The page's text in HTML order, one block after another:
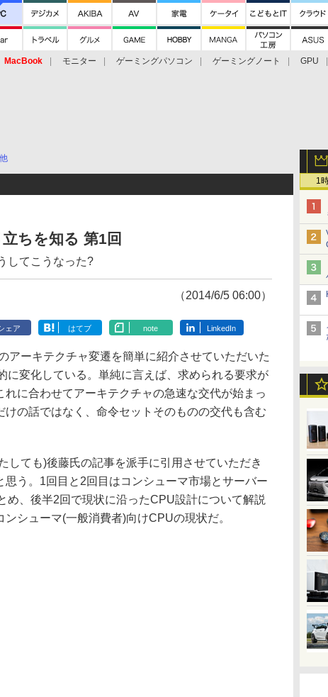
MacBook モニター ゲーミングパソコン ゲーミングノート
GPU
1
ちを知る 第1回
してこうなった?
（2014/6/5 06:00）
ェア はてブ note LinkedIn
ーキテクチャ変遷を簡単に紹介させていただいた
に変化している。単純に言えば、求められる要求が
れに合わせてアーキテクチャの急速な交代が始まっ
けの話ではなく、命令セットそのものの交代も含む
ても)後藤氏の記事を派手に引用させていただき
う。1回目と2回目はコンシューマ市場とサーバー
め、後半2回で現状に沿ったCPU設計について解説
シューマ(一般消費者)向けCPUの現状だ。